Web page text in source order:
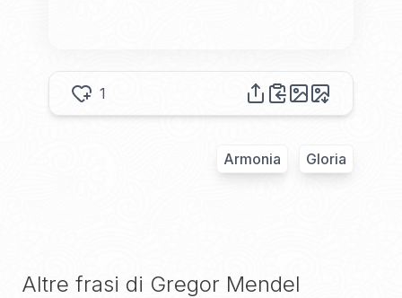
1
Armonia Gloria
Altre frasi di Gregor Mendel